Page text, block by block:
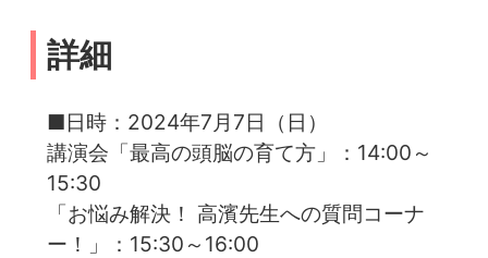
詳細
■日時：2024年7月7日（日）
講演会「最高の頭脳の育て方」：14:00～
15:30
「お悩み解決！ 高濱先生への質問コーナ
ー！」：15:30～16:00